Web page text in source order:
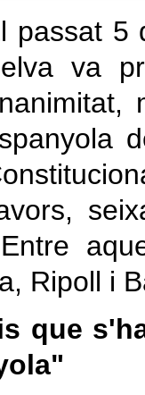
passat 5
va
Ripoll i
que